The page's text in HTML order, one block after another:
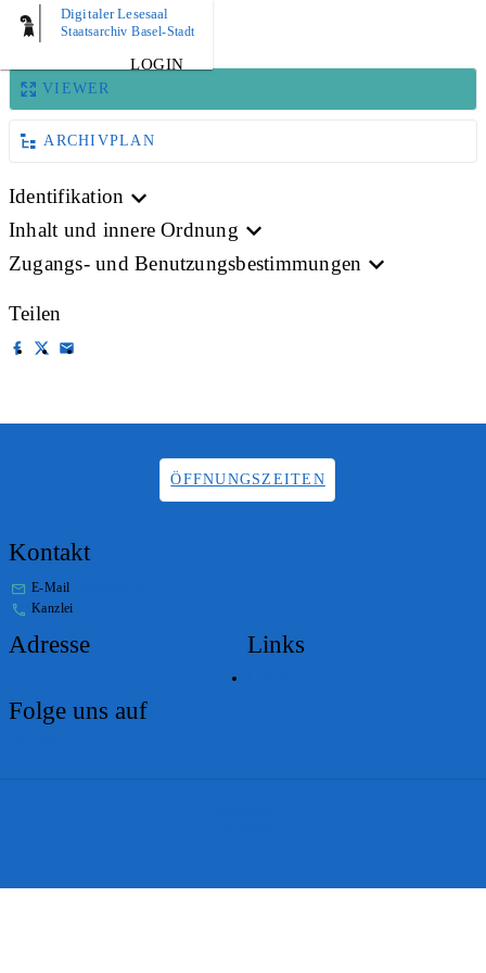
Digitaler Lesesaal
Staatsarchiv Basel-Stadt
LOGIN
BILD
VIEWER
ARCHIVPLAN
Identifikation
Inhalt und innere Ordnung
Zugangs- und Benutzungsbestimmungen
Teilen
ÖFFNUNGSZEITEN
Kontakt
E-Mail
Kanzlei
Adresse Links
Folge uns auf